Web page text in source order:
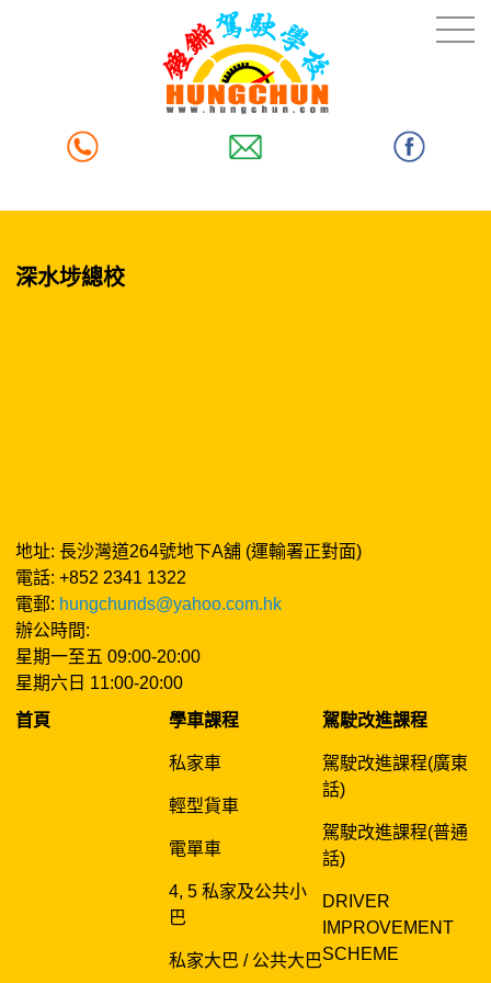
深水埗總校
地址: 長沙灣道264號地下A舖 (運輸署正對面)
電話: +852 2341 1322
電郵: hungchunds@yahoo.com.hk
辦公時間:
星期一至五 09:00-20:00
星期六日 11:00-20:00
首頁
學車課程
私家車
輕型貨車
電單車
4, 5 私家及公共小
巴
私家大巴 / 公共大巴
駕駛改進課程
駕駛改進課程(廣東
話)
駕駛改進課程(普通
話)
DRIVER
IMPROVEMENT
SCHEME